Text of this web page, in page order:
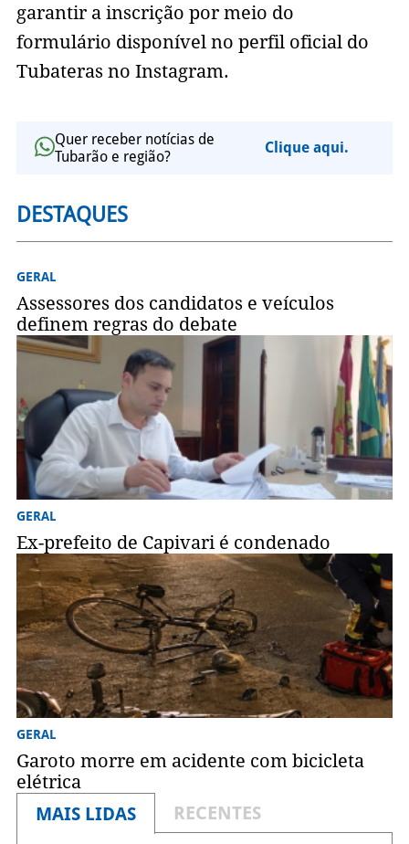
garantir a inscrição por meio do
formulário disponível no perfil oficial do
Tubateras no Instagram.
Quer receber notícias de
Tubarão e região?
Clique aqui.
DESTAQUES
GERAL
Assessores dos candidatos e veículos
definem regras do debate
GERAL
Ex-prefeito de Capivari é condenado
GERAL
Garoto morre em acidente com bicicleta
elétrica
MAIS LIDAS
RECENTES